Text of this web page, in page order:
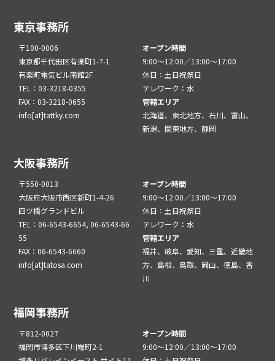
東京事務所
〒100-0006
東京都千代田区有楽町1-7-1
有楽町電気ビル南館2F
TEL：03-3218-0355
FAX：03-3218-0655
info[at]tattky.com
オープン時間
9:00～12:00／13:00～17:00
休日：土日祝祭日
テレワーク：水
管轄エリア
北海道、東北地方、石川、富山、
新潟、関東地方、静岡
大阪事務所
〒550-0013
大阪府大阪市西区新町1-4-26
四ツ橋グランドビル
TEL：06-6543-6654, 06-6543-66
55
FAX：06-6543-6660
info[at]tatosa.com
オープン時間
9:00～12:00／13:00～17:00
休日：土日祝祭日
テレワーク：水
管轄エリア
福井、岐阜、愛知、三重、近畿地
方、島根、鳥取、岡山、徳島、香
川
福岡事務所
〒812-0027
福岡市博多区下川端町2-1
オープン時間
9:00～12:00／13:00～17:00